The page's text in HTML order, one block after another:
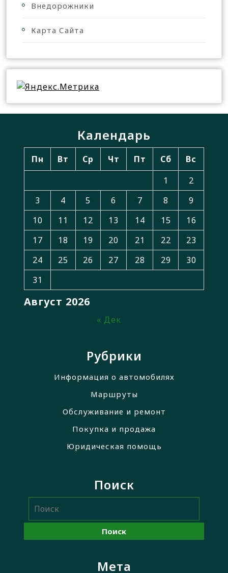
Внедорожники
Карта Сайта
Календарь
Август 2026
Пн Вт Ср Чт Пт Сб
Вс
1
2
3
4 5 6 7 8
9
10
11 12 13 14 15
16
17
18 19 20 21 22
23
24
25 26 27 28 29
30
31
« Дек
Рубрики
Информация о автомобилях
Маршруты
Обслуживание и ремонт
Покупка и продажа
Юридическая помощь
Поиск
Мета